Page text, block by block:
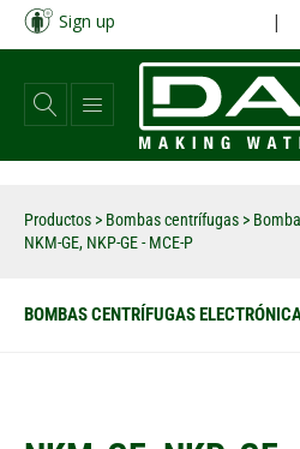
Pasar
contenido
principal
Sign up |
Productos > Bombas centrífugas >
NKM-GE, NKP-GE - MCE-P
BOMBAS CENTRÍFUGAS